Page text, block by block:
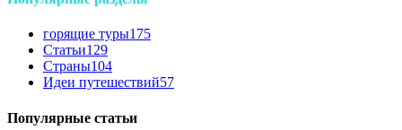
горящие туры175
Статьи129
Страны104
Идеи путешествий57
Популярные статьи